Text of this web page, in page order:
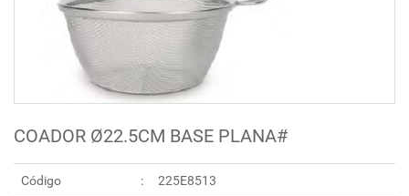
COADOR Ø22.5CM BASE PLANA#
Código 225E8513